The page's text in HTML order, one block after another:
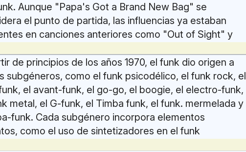
Aunque "Papa's Got a Brand New Bag" se
el punto de partida, las influencias ya estaban
en canciones anteriores como "Out of Sight" y
y el estilo funk de Brown, con líneas de bajo
en artistas como Sly and Family Stone y The
Alfred "Pee Wee" Ellis y la influencia de Clyde
percusión fueron esenciales para el funk moderno.
Jimmy McGriff y Charles Wright y Watts 103rd
esta evolución, consolidando el funk como un
de principios de los años 1970, el funk dio origen a
subgéneros, como el funk psicodélico, el funk rock, el
el avant-funk, el go-go, el boogie, el electro-funk,
metal, el G-funk, el Timba funk, el funk. mermelada y
funk. Cada subgénero incorpora elementos
como el uso de sintetizadores en el funk